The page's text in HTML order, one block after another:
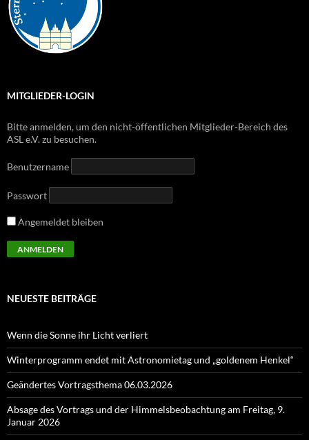
MITGLIEDER-LOGIN
Bitte anmelden, um den nicht-öffentlichen Mitglieder-Bereich des
ASL e.V. zu besuchen.
Benutzername
Passwort
Angemeldet bleiben
NEUESTE BEITRÄGE
Wenn die Sonne ihr Licht verliert
Winterprogramm endet mit Astronomietag und „goldenem Henkel“
Geändertes Vortragsthema 06.03.2026
Absage des Vortrags und der Himmelsbeobachtung am Freitag, 9.
Januar 2026